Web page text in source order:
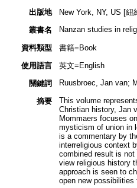
出版地
New York, NY, US [
叢書名
Nanzan studies in
資料類型
書籍=Book
使用語言
英文=English
關鍵詞
Ruusbroec, Jan van;
摘要
This volume
Christian history, Jan
Mommaers focuses
mysticism of union in
is a commentary by
interreligious context
combined result is
view religious history
approach is seen to
open new